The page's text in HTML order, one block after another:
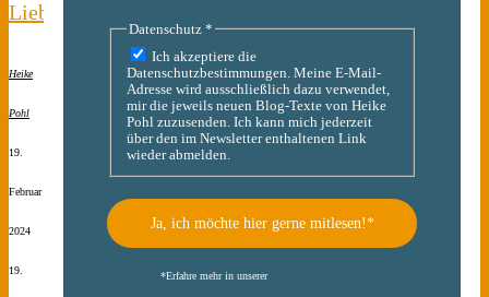
Liebesbriefe
Heike
Pohl
19.
Februar
2024
19.
Datenschutz *
Ich akzeptiere die
Datenschutzbestimmungen. Meine E-Mail-
Adresse wird ausschließlich dazu verwendet,
mir die jeweils neuen Blog-Texte von Heike
Pohl zuzusenden. Ich kann mich jederzeit
über den im Newsletter enthaltenen Link
wieder abmelden.
*Erfahre mehr in unserer